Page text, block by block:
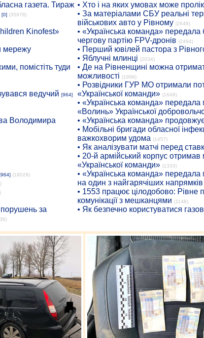
газета. Тираж
[0] (35978)
Kinofest»
мережу
помістіть туди
ведучий [964]
Володимира
(18029)
за
• Хто і на яких умовах може
• За матеріалами СБУ реальні
військових авто у Рівному (2648)
• «Українська команда»
чергову партію FPV-дронів (2494)
• Перший ювілей пастора з
• Яблучні млинці (2034)
• Де на Рівненщині можна
можливості (1999)
• Розвідники ГУР МО отримали
«Української команди» (1649)
• «Українська команда» передала
«Волинь» Української
• «Українська команда»
• Мобільні бригади обласної
важкохворим удома (1457)
• Як аналізувати матчі перед
• 20-й армійський корпус
«Української команди» (1333)
• «Українська команда»
на один з найгарячіших напрямків
• 1553 працює цілодобово: Рівне
комунікації з мешканцями (1148)
• Як безпечно користуватися